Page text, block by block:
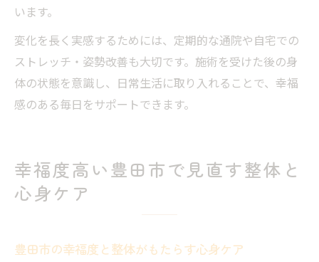
います。
変化を長く実感するためには、定期的な通院や自宅での
ストレッチ・姿勢改善も大切です。施術を受けた後の身
体の状態を意識し、日常生活に取り入れることで、幸福
感のある毎日をサポートできます。
幸福度高い豊田市で見直す整体と
心身ケア
豊田市の幸福度と整体がもたらす心身ケア